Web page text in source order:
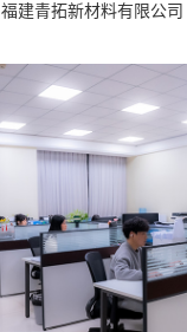
福建青拓新材料有限公司